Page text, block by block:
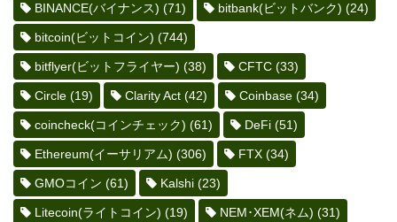
BINANCE(バイナンス) (71) bitbank(ビットバンク) (24)
bitcoin(ビットコイン) (744)
bitflyer(ビットフライヤー) (38) CFTC (33)
Circle (19) Clarity Act (42) Coinbase (34)
coincheck(コインチェック) (61) DeFi (51)
Ethereum(イーサリアム) (306) FTX (34)
GMOコイン (61) Kalshi (23)
Litecoin(ライトコイン) (19) NEM･XEM(ネム) (31)